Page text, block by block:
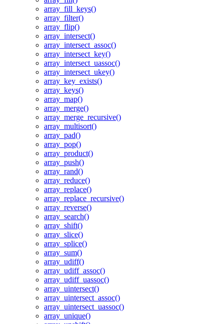
array_fill_keys()
array_filter()
array_flip()
array_intersect()
array_intersect_assoc()
array_intersect_key()
array_intersect_uassoc()
array_intersect_ukey()
array_key_exists()
array_keys()
array_map()
array_merge()
array_merge_recursive()
array_multisort()
array_pad()
array_pop()
array_product()
array_push()
array_rand()
array_reduce()
array_replace()
array_replace_recursive()
array_reverse()
array_search()
array_shift()
array_slice()
array_splice()
array_sum()
array_udiff()
array_udiff_assoc()
array_udiff_uassoc()
array_uintersect()
array_uintersect_assoc()
array_uintersect_uassoc()
array_unique()